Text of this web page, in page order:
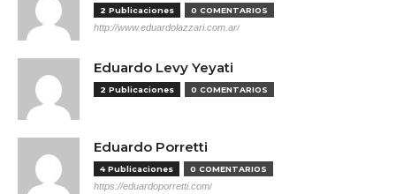
2 Publicaciones 0 COMENTARIOS
http://www.eduardolazzari.com.ar/
Eduardo Levy Yeyati
2 Publicaciones 0 COMENTARIOS
Eduardo Porretti
4 Publicaciones 0 COMENTARIOS
https://eduardoporretti.com/